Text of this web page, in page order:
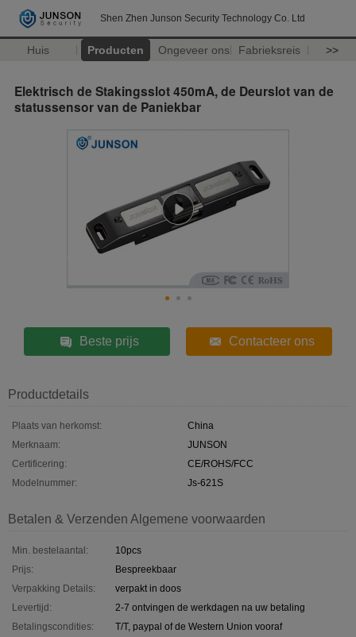
Shen Zhen Junson Security Technology Co. Ltd
Huis Producten Ongeveer ons Fabrieksreis >>
Elektrisch de Stakingsslot 450mA, de Deurslot van de
statussensor van de Paniekbar
Beste prijs Contacteer ons
Productdetails
Plaats van herkomst:
China
Merknaam:
JUNSON
Certificering:
CE/ROHS/FCC
Modelnummer:
Js-621S
Betalen & Verzenden Algemene voorwaarden
Min. bestelaantal:
10pcs
Prijs:
Bespreekbaar
Verpakking Details:
verpakt in doos
Levertijd:
2-7 ontvingen de werkdagen na uw betaling
Betalingscondities:
T/T, paypal of de Western Union vooraf